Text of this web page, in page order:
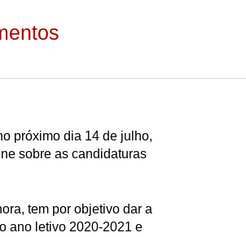
próximo dia 14 de julho,
sobre as candidaturas
tem por objetivo dar a
ano letivo 2020-2021 e